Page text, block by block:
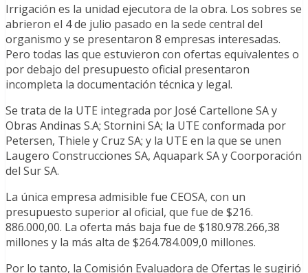
Irrigación es la unidad ejecutora de la obra. Los sobres se
abrieron el 4 de julio pasado en la sede central del
organismo y se presentaron 8 empresas interesadas.
Pero todas las que estuvieron con ofertas equivalentes o
por debajo del presupuesto oficial presentaron
incompleta la documentación técnica y legal.
Se trata de la UTE integrada por José Cartellone SA y
Obras Andinas S.A; Stornini SA; la UTE conformada por
Petersen, Thiele y Cruz SA; y la UTE en la que se unen
Laugero Construcciones SA, Aquapark SA y Coorporación
del Sur SA.
La única empresa admisible fue CEOSA, con un
presupuesto superior al oficial, que fue de $216.
886.000,00. La oferta más baja fue de $180.978.266,38
millones y la más alta de $264.784.009,0 millones.
Por lo tanto, la Comisión Evaluadora de Ofertas le sugirió